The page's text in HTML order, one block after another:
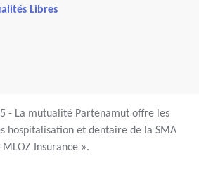
Libres
- La mutualité Partenamut offre les
hospitalisation et dentaire de la SMA
MLOZ Insurance ».